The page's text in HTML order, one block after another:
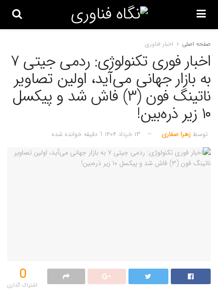
صفحه اصلی اخبار فناوری
اخبار فوری تکنولوژی: ردمی جیتی ۷
به بازار جهانی می‌آید، اولین تصاویر
ناتینگ فون (۳) فاش شد و پیکسل
۱۰ زیر ذره‌بین!
توسط زهرا صفاری ۱۳ خرداد ۱۴۰۴ 1 دقیقه خوانده شده
0
اشتراک گذاری‌